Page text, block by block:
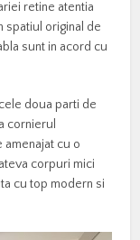
retine atentia
spatiul original de
sunt in acord cu
doua parti de
cornierul
cu o
corpuri mici
cu top modern si